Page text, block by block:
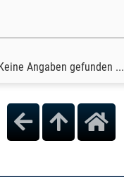
Angaben gefunden ...